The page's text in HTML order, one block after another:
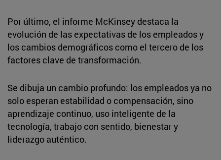
Por último, el informe McKinsey destaca la
evolución de las expectativas de los empleados y
los cambios demográficos como el tercero de los
factores clave de transformación.
Se dibuja un cambio profundo: los empleados ya no
solo esperan estabilidad o compensación, sino
aprendizaje continuo, uso inteligente de la
tecnología, trabajo con sentido, bienestar y
liderazgo auténtico.